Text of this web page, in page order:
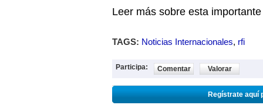
Leer más sobre esta
TAGS: Noticias Internacionales, rfi
Participa: Comentar Valorar
Regístrate aquí